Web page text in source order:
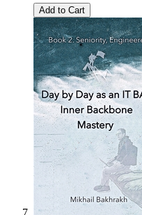
Add to Cart